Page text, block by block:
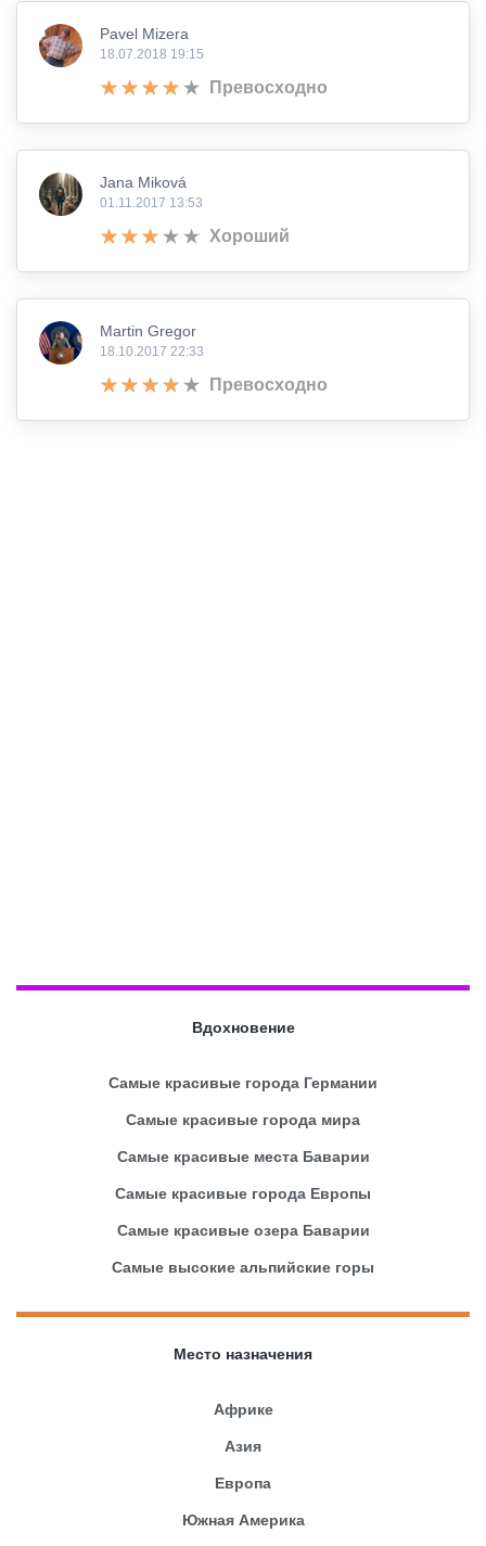
Pavel Mizera
18.07.2018 19:15
Превосходно
Jana Miková
01.11.2017 13:53
Хороший
Martin Gregor
18.10.2017 22:33
Превосходно
Вдохновение
Самые красивые города Германии
Самые красивые города мира
Самые красивые места Баварии
Самые красивые города Европы
Самые красивые озера Баварии
Самые высокие альпийские горы
Место назначения
Африке
Азия
Европа
Южная Америка